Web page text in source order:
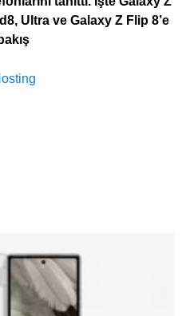
Ultra ve Galaxy Z Flip 8’e